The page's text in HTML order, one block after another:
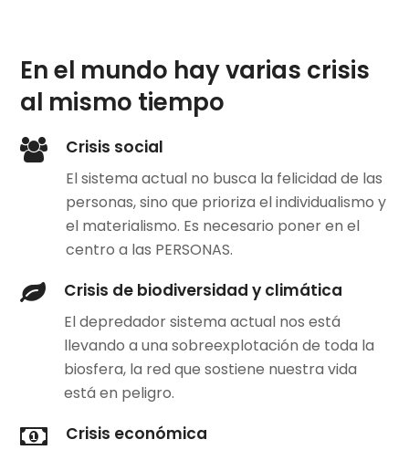
En el mundo hay varias crisis
al mismo tiempo
Crisis social
El sistema actual no busca la felicidad de las
personas, sino que prioriza el individualismo y
el materialismo. Es necesario poner en el
centro a las PERSONAS.
Crisis de biodiversidad y climática
El depredador sistema actual nos está
llevando a una sobreexplotación de toda la
biosfera, la red que sostiene nuestra vida
está en peligro.
Crisis económica